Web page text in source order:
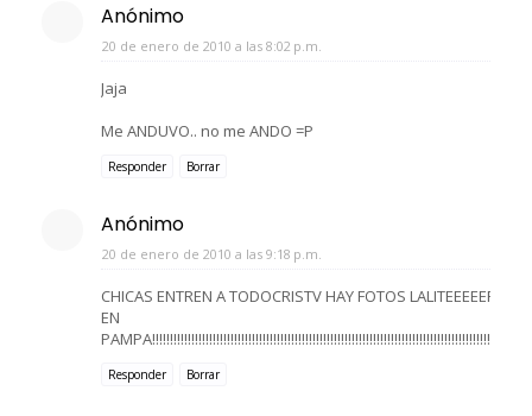
Anónimo
20 de enero de 2010 a las 8:02 p.m.
Jaja
Me ANDUVO.. no me ANDO =P
Responder Borrar
Anónimo
20 de enero de 2010 a las 9:18 p.m.
CHICAS ENTREN A TODOCRISTV HAY FOTOS LALITEEEEER
EN
PAMPA!!!!!!!!!!!!!!!!!!!!!!!!!!!!!!!!!!!!!!!!!!!!!!!!!!!!!!!!!!!!!!!!!!!!!!!!!!!!!!!!!!!!!!!!!!!!!!!!!!
Responder Borrar